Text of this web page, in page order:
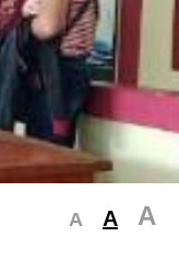
A A A